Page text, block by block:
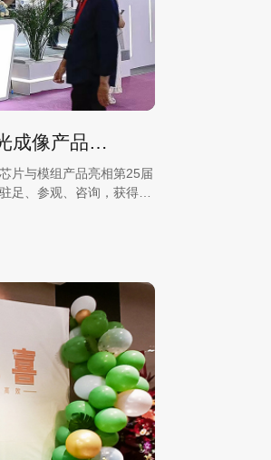
北极芯微携全新深度传感与微光成像产品亮相CIOE光博会
片与模组产品亮相第25届
足、参观、咨询，获得了